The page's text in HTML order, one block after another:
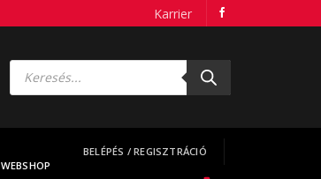
Karrier
Products
search
WEBSHOP
BELÉPÉS / REGISZTRÁCIÓ